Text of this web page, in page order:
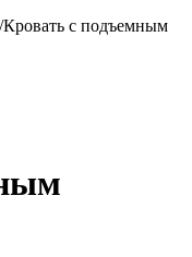
/Кровать с подъемным